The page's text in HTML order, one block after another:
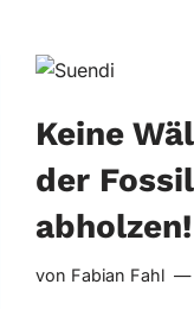
Keine
der
abholzen!
von Fabian Fahl